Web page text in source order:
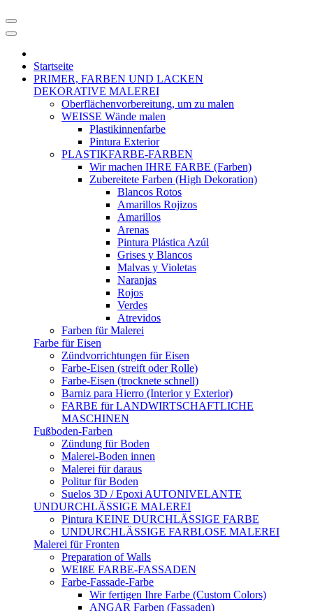
Startseite
PRIMER, FARBEN UND LACKEN
DEKORATIVE MALEREI
Oberflächenvorbereitung, um zu malen
WEISSE Wände malen
Plastikinnenfarbe
Pintura Exterior
PLASTIKFARBE-FARBEN
Wir machen IHRE FARBE (Farben)
Zubereitete Farben (High Dekoration)
Blancos Rotos
Amarillos Rojizos
Amarillos
Arenas
Pintura Plástica Azúl
Grises y Blancos
Malvas y Violetas
Naranjas
Rojos
Verdes
Atrevidos
Farben für Malerei
Farbe für Eisen
Zündvorrichtungen für Eisen
Farbe-Eisen (streift oder Rolle)
Farbe-Eisen (trocknete schnell)
Barniz para Hierro (Interior y Exterior)
FARBE für LANDWIRTSCHAFTLICHE
MASCHINEN
Fußboden-Farben
Zündung für Boden
Malerei-Boden innen
Malerei für daraus
Politur für Boden
Suelos 3D / Epoxi AUTONIVELANTE
UNDURCHLÄSSIGE MALEREI
Pintura KEINE DURCHLÄSSIGE FARBE
UNDURCHLÄSSIGE FARBLOSE MALEREI
Malerei für Fronten
Preparation of Walls
WEIßE FARBE-FASSADEN
Farbe-Fassade-Farbe
Wir fertigen Ihre Farbe (Custom Colors)
ANGAR Farben (Fassaden)